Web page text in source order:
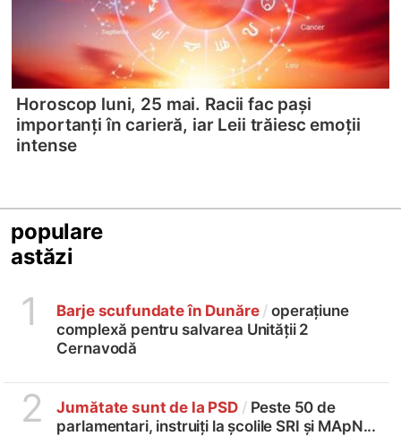
Horoscop luni, 25 mai. Racii fac pași
importanți în carieră, iar Leii trăiesc emoții
intense
populare
astăzi
1 Barje scufundate în Dunăre / operațiune
complexă pentru salvarea Unității 2
Cernavodă
2 Jumătate sunt de la PSD / Peste 50 de
parlamentari, instruiți la școlile SRI și MApN...